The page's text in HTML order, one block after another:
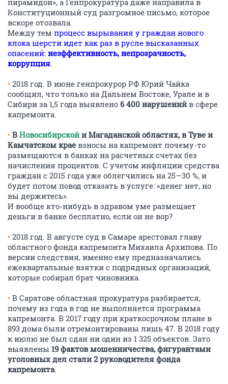
пирамидой», а Генпрокуратура даже направила в
Конституционный суд разгромное письмо, которое
вскоре отозвала.
Между тем процесс вырывания у граждан нового
клока шерсти идет как раз в русле высказанных
опасений: неэффективность, непрозрачность,
коррупция.
• 2018 год. В июне генпрокурор РФ Юрий Чайка
сообщил, что только на Дальнем Востоке, Урале и в
Сибири за 1,5 года выявлено 6 400 нарушенийв сфере
капремонта.
• В Новосибирскойи Магаданской областях, в Туве и
Камчатском крае взносы на капремонт почему-то
размещаются в банках на расчетных счетах без
начисления процентов. С учетом инфляции средства
граждан с 2015 года уже облегчились на 25—30 %, и
будет потом повод отказать в услуге: «денег нет, но
вы держитесь».
И вообще кто-нибудь в здравом уме размещает
деньги в банке бесплатно, если он не вор?
• 2018 год. В августе суд в Самаре арестовал главу
областного фонда капремонта Михаила Архипова. По
версии следствия, именно ему предназначались
ежеквартальные взятки с подрядных организаций,
которые собирал брат чиновника.
• В Саратове областная прокуратура разбирается,
почему из года в год не выполняется программа
капремонта. В 2017 году при краткосрочном плане в
893 дома были отремонтированы лишь 47. В 2018 году
к июлю не был сдан ни один из 1 325 объектов. Зато
выявлены 19 фактов мошенничества, фигурантами
уголовных дел стали 2 руководителя фонда
капремонта.